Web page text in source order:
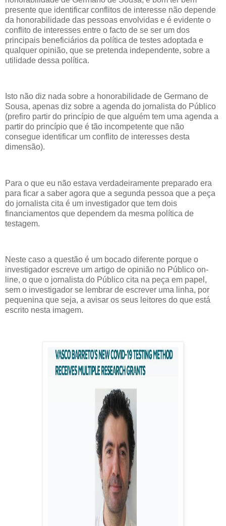
presente que identificar conflitos de interesse não depende
da honorabilidade das pessoas envolvidas e é evidente o
conflito de interesses entre o facto de se ser um dos
principais beneficiários da política de testes adoptada e
qualquer opinião, que se pretenda independente, sobre a
utilidade dessa política.
Isto não diz nada sobre a honorabilidade de Germano de
Sousa, apenas diz sobre a agenda do jornalista do Público
(prefiro partir do princípio de que alguém tem uma agenda a
partir do princípio que é tão incompetente que não
consegue identificar um conflito de interesses desta
dimensão).
Para o que eu não estava verdadeiramente preparado era
para ficar a saber agora que a segunda pessoa que a peça
do jornalista cita é um investigador que tem dois
financiamentos que dependem da mesma política de
testagem.
Neste caso a questão é um bocado diferente porque o
investigador escreve um artigo de opinião no Público on-
line, o que o jornalista do Público cita na peça em papel,
sem o investigador se lembrar de escrever uma linha, por
pequenina que seja, a avisar os seus leitores do que está
escrito nesta imagem.